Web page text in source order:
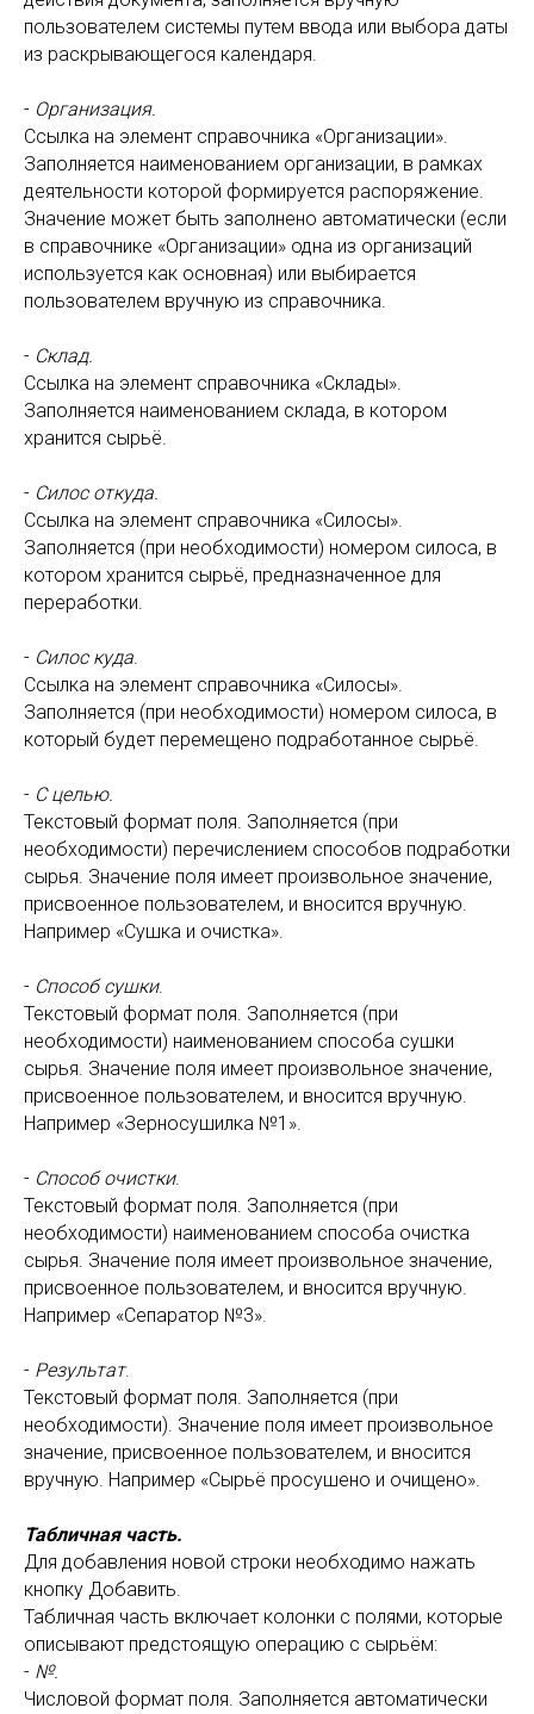
пользователем системы путем ввода или выбора даты
из раскрывающегося календаря.
- Организация.
Ссылка на элемент справочника «Организации».
Заполняется наименованием организации, в рамках
деятельности которой формируется распоряжение.
Значение может быть заполнено автоматически (если
в справочнике «Организации» одна из организаций
используется как основная) или выбирается
пользователем вручную из справочника.
- Склад.
Ссылка на элемент справочника «Склады».
Заполняется наименованием склада, в котором
хранится сырьё.
- Силос откуда.
Ссылка на элемент справочника «Силосы».
Заполняется (при необходимости) номером силоса, в
котором хранится сырьё, предназначенное для
переработки.
- Силос куда.
Ссылка на элемент справочника «Силосы».
Заполняется (при необходимости) номером силоса, в
который будет перемещено подработанное сырьё.
- С целью.
Текстовый формат поля. Заполняется (при
необходимости) перечислением способов подработки
сырья. Значение поля имеет произвольное значение,
присвоенное пользователем, и вносится вручную.
Например «Сушка и очистка».
- Способ сушки.
Текстовый формат поля. Заполняется (при
необходимости) наименованием способа сушки
сырья. Значение поля имеет произвольное значение,
присвоенное пользователем, и вносится вручную.
Например «Зерносушилка №1».
- Способ очистки.
Текстовый формат поля. Заполняется (при
необходимости) наименованием способа очистка
сырья. Значение поля имеет произвольное значение,
присвоенное пользователем, и вносится вручную.
Например «Сепаратор №3».
- Результат.
Текстовый формат поля. Заполняется (при
необходимости). Значение поля имеет произвольное
значение, присвоенное пользователем, и вносится
вручную. Например «Сырьё просушено и очищено».
Табличная часть.
Для добавления новой строки необходимо нажать
кнопку Добавить.
Табличная часть включает колонки с полями, которые
описывают предстоящую операцию с сырьём:
- №.
Числовой формат поля. Заполняется автоматически